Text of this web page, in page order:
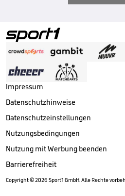
Impressum
Datenschutzhinweise
Datenschutzeinstellungen
Nutzungsbedingungen
Nutzung mit Werbung beenden
Barrierefreiheit
Copyright ©2026 Sport1 GmbH. Alle Rechte